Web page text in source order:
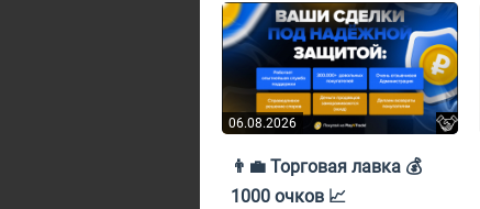
06.08.2026
👨‍💼 Торговая лавка 💰
1000 очков 📈